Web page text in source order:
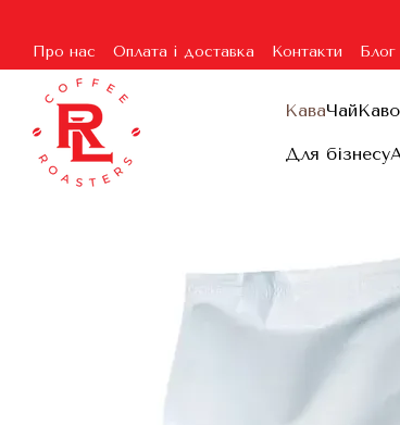
Про нас Оплата і доставка Контакти Блог
Угода користувача
Гарантія та повернення
КаваЧай
Для бізнесу